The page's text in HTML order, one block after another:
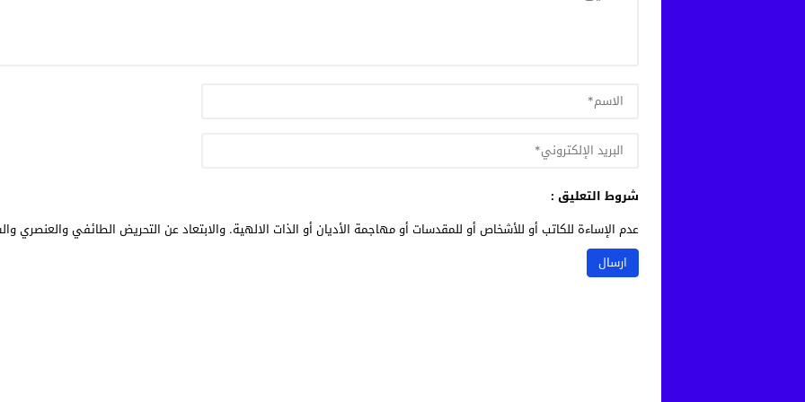
شروط التعليق :
عدم الإساءة للكاتب أو للأشخاص أو للمقدسات أو مهاجمة الأديان أو الذات الالهية. والابتعاد عن التحريض الطائفي والعنصري